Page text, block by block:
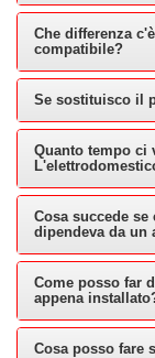
Che differenza
compatibile?
Se sostituisco il
Quanto tempo ci
Cosa succede
dipendeva da un
Come posso far
appena
Cosa posso fare